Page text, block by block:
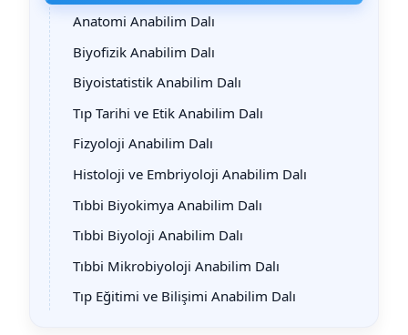
Anatomi Anabilim Dalı
Biyofizik Anabilim Dalı
Biyoistatistik Anabilim Dalı
Tıp Tarihi ve Etik Anabilim Dalı
Fizyoloji Anabilim Dalı
Histoloji ve Embriyoloji Anabilim Dalı
Tıbbi Biyokimya Anabilim Dalı
Tıbbi Biyoloji Anabilim Dalı
Tıbbi Mikrobiyoloji Anabilim Dalı
Tıp Eğitimi ve Bilişimi Anabilim Dalı